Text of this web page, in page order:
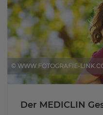
© WWW.FOTOGRAFIE-
Der MEDICLIN